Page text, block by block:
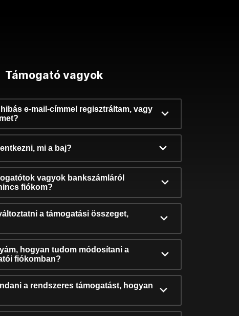
Támogató vagyok
e-mail-címmel regisztráltam, vagy
mi a baj?
vagyok bankszámláról
fiókom?
a támogatási összeget,
hogyan tudom módosítani a
fiókomban?
a rendszeres támogatást, hogyan